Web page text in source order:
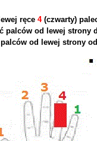
ręce 4(czwarty)
palców od lewej strony
od lewej strony